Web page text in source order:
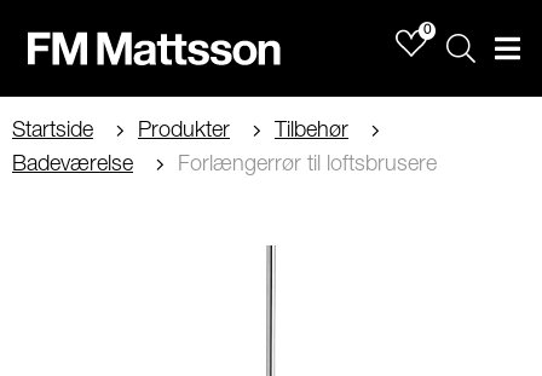
0
Sök
Startside Produkter
Tilbehør
Badeværelse
Forlængerrør til loftsbrusere